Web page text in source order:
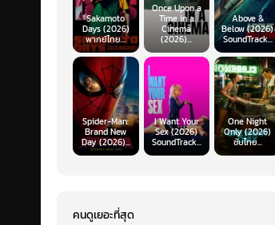
Sakamoto
Days (2026)
พากย์ไทย...
Once Upon a
Time in a
Cinema
(2026)...
Above &
Below (2026)
SoundTrack...
Spider-Man:
Brand New
Day (2026)...
I Want Your
Sex (2026)
SoundTrack...
One Night
Only (2026)
ซับไทย...
คนดูเยอะที่สุด